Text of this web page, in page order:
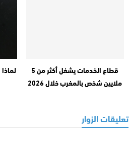
قطاع الخدمات يشغل أكثر من 5
ملايين شخص بالمغرب خلال 2026
تعليقات الزوار